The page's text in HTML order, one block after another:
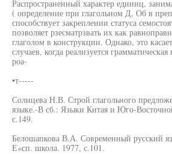
Распространенный характер единиц,
( определение при глагольном Д, Об в
способствует закреплении статуса
позволяет рзесматрзвать их как
глаголом в конструкции. Однако, это
случаев, когда реализуется
роа-
•т-----
Солнцева Н.В. Строй глагольного
языке.-В сб.: Языки Китая и Юго-
с.149.
Белошапкова В.А. Современный русский
Е«сп. школа. 1977, с.101.